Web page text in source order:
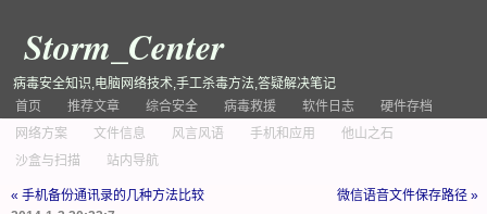
Storm_Center
病毒安全知识,电脑网络技术,手工杀毒方法,答疑解决笔记
首页
推荐文章 综合安全 病毒救援 软件日志
硬件存档
网络方案
文件信息 风言风语 手机和应用
他山之石
沙盒与扫描
站内导航
« 手机备份通讯录的几种方法比较
微信语音文件保存路径 »